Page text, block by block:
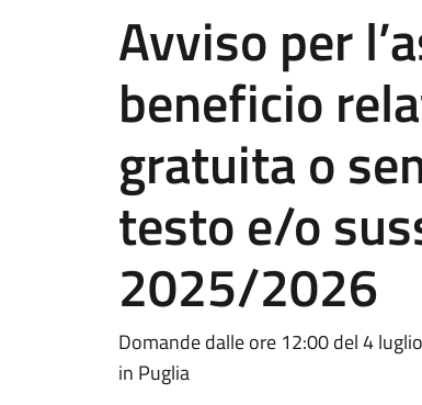
Avviso per
beneficio
gratuita o
testo e/o
2025/2026
Domande dalle ore 12:00 del 4
in Puglia